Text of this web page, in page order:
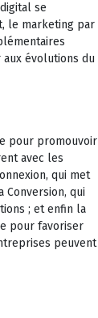
se
le marketing par
évolutions du
pour promouvoir
avec les
qui met
Conversion, qui
; et enfin la
pour favoriser
peuvent